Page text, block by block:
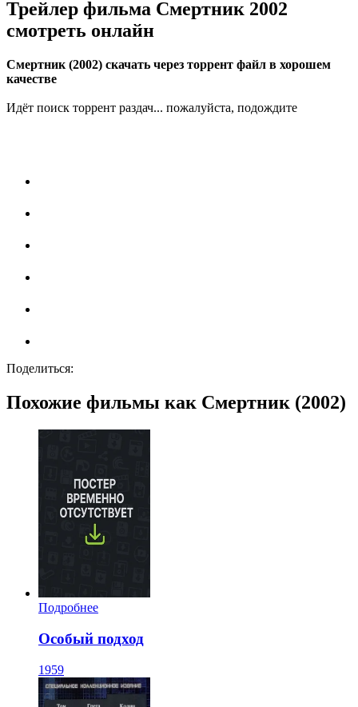
Трейлер фильма Смертник 2002
смотреть онлайн
Смертник (2002) скачать через торрент файл в хорошем
качестве
Идёт поиск торрент раздач... пожалуйста, подождите
Поделиться:
Похожие фильмы как Смертник (2002)
Подробнее
Особый подход
1959